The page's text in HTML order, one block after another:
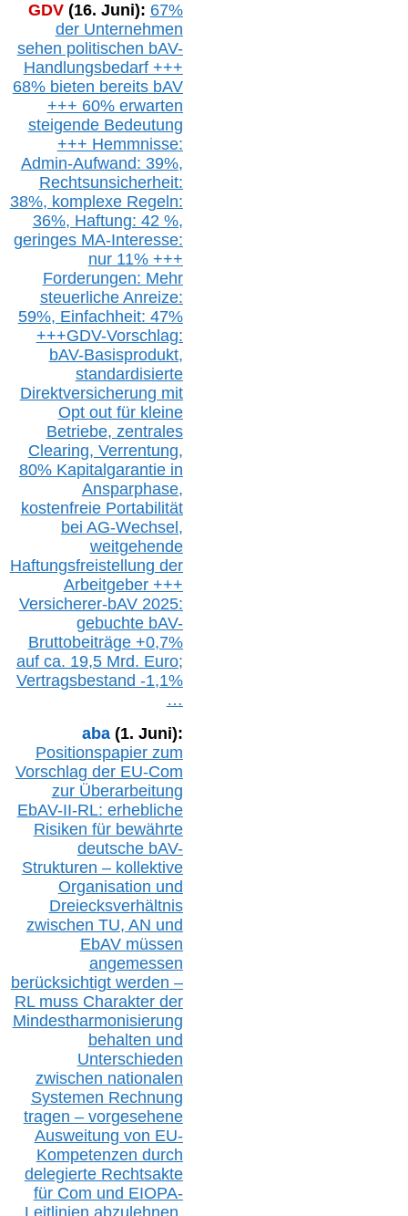
GDV (16. Juni): 67%
der Unternehmen
sehen politischen bAV-
Handlungsbedarf +++
68% bieten bereits bAV
+++ 60% erwarten
steigende Bedeutung
+++ Hemmnisse:
Admin-Aufwand: 39%,
Rechtsunsicherheit:
38%, komplexe Regeln:
36%, Haftung: 42 %,
geringes MA-Interesse:
nur 11% +++
Forderungen: Mehr
steuerliche Anreize:
59%, Einfachheit: 47%
+++GDV-Vorschlag:
bAV-Basisprodukt,
standardisierte
Direktversicherung mit
Opt outfür kleine
Betriebe, zentrales
Clearing, Verrentung,
80% Kapitalgarantie in
Ansparphase,
kostenfreie Portabilität
bei AG-Wechsel,
weitgehende
Haftungsfreistellung der
Arbeitgeber +++
Versicherer-bAV2025:
gebuchte bAV-
Bruttobeiträge +0,7%
auf ca. 19,5 Mrd. Euro;
Vertragsbestand -1,1%
…
aba(1. Juni):
Positionspapier zum
Vorschlag der EU-Com
zur Überarbeitung
EbAV-II-RL: erhebliche
Risiken für bewährte
deutsche bAV-
Strukturen – kollektive
Organisation und
Dreiecksverhältnis
zwischen TU, AN und
EbAV müssen
angemessen
berücksichtigt werden –
RL mussCharakter der
Mindestharmonisierung
behalten und
Unterschieden
zwischen nationalen
Systemen Rechnung
tragen – vorgesehene
Ausweitung von EU-
Kompetenzen durch
delegierte Rechtsakte
für Com und EIOPA-